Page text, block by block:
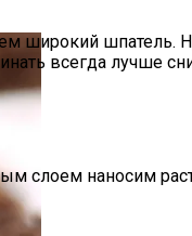
широкий
всегда лучше
наносим